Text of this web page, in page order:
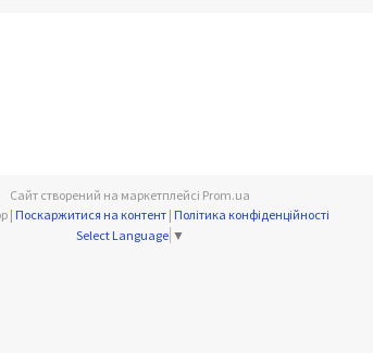
Сайт створений на маркетплейсі Prom.ua
Електромотор | Поскаржитися на контент | Політика конфіденційності
Select Language ▼